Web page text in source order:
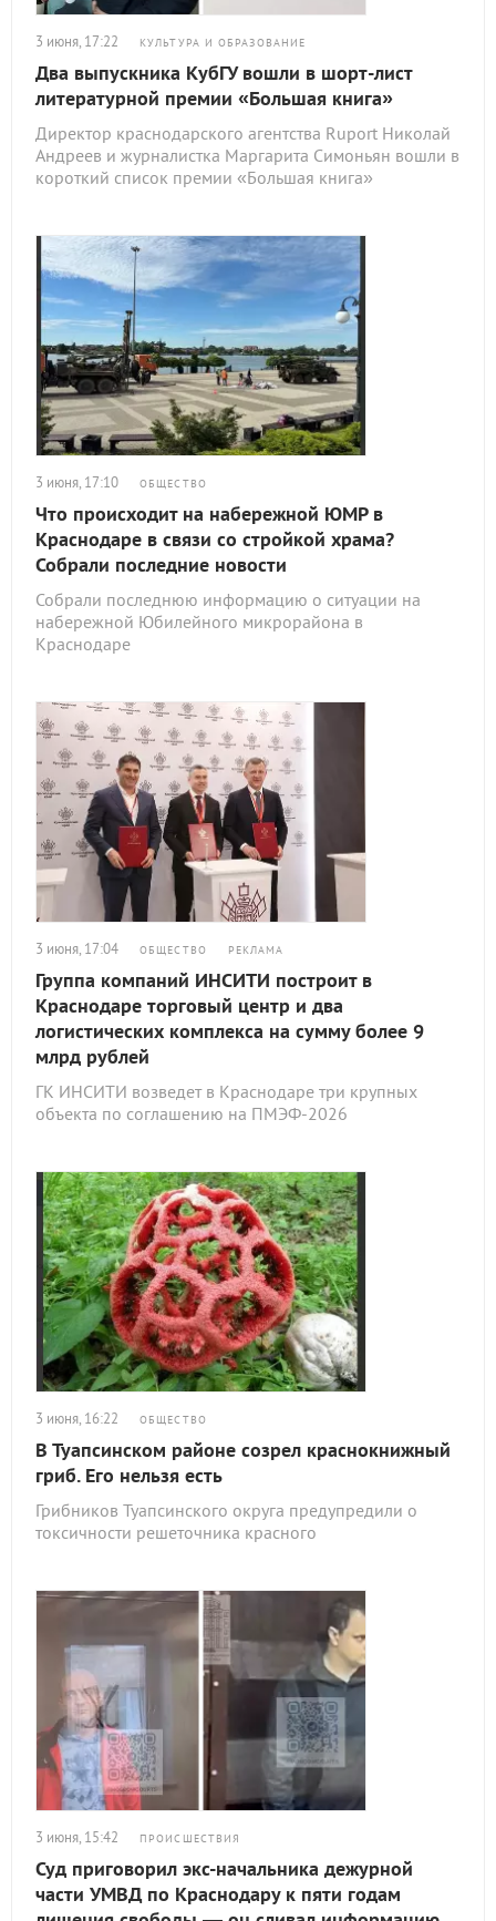
3 июня, 17:22 КУЛЬТУРА И ОБРАЗОВАНИЕ
Два выпускника КубГУ вошли в шорт-лист
литературной премии «Большая книга»
Директор краснодарского агентства Ruport Николай
Андреев и журналистка Маргарита Симоньян вошли в
короткий список премии «Большая книга»
3 июня, 17:10 ОБЩЕСТВО
Что происходит на набережной ЮМР в
Краснодаре в связи со стройкой храма?
Собрали последние новости
Собрали последнюю информацию о ситуации на
набережной Юбилейного микрорайона в
Краснодаре
3 июня, 17:04 ОБЩЕСТВО РЕКЛАМА
Группа компаний ИНСИТИ построит в
Краснодаре торговый центр и два
логистических комплекса на сумму более 9
млрд рублей
ГК ИНСИТИ возведет в Краснодаре три крупных
объекта по соглашению на ПМЭФ-2026
3 июня, 16:22 ОБЩЕСТВО
В Туапсинском районе созрел краснокнижный
гриб. Его нельзя есть
Грибников Туапсинского округа предупредили о
токсичности решеточника красного
3 июня, 15:42 ПРОИСШЕСТВИЯ
Суд приговорил экс-начальника дежурной
части УМВД по Краснодару к пяти годам